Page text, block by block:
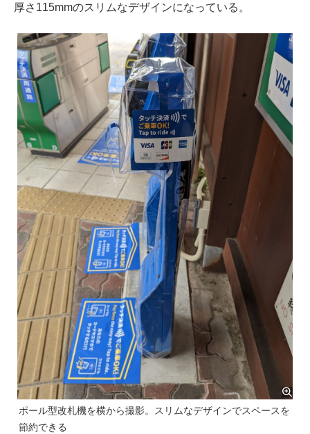
厚さ115mmのスリムなデザインになっている。
ポール型改札機を横から撮影。スリムなデザインでスペースを
節約できる